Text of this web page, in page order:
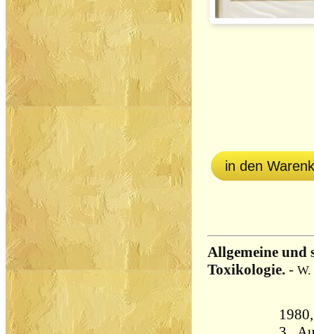
in den
Allgemeine und
Toxikologie. - W.